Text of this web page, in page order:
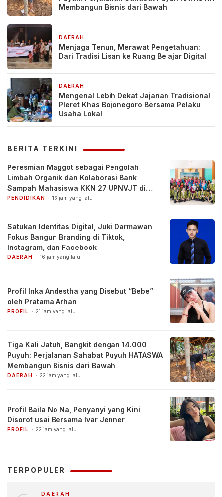
Membangun Bisnis dari Bawah
DAERAH
Menjaga Tenun, Merawat Pengetahuan:
Dari Tradisi Lisan ke Ruang Belajar Digital
DAERAH
Mengenal Lebih Dekat Jajanan Tradisional
Pleret Khas Bojonegoro Bersama Pelaku
Usaha Lokal
BERITA TERKINI
Peresmian Maggot sebagai Pengolah
Limbah Organik dan Kolaborasi Bank
Sampah Mahasiswa KKN 27 UPNVJT di
Desa Pacul, Bojonegoro
PENDIDIKAN 16 jam yang lalu
Satukan Identitas Digital, Juki Darmawan
Fokus Bangun Branding di Tiktok,
Instagram, dan Facebook
DAERAH 16 jam yang lalu
Profil Inka Andestha yang Disebut “Bebe”
oleh Pratama Arhan
PROFIL 21 jam yang lalu
Tiga Kali Jatuh, Bangkit dengan 14.000
Puyuh: Perjalanan Sahabat Puyuh HATASWA
Membangun Bisnis dari Bawah
DAERAH 22 jam yang lalu
Profil Baila No Na, Penyanyi yang Kini
Disorot usai Bersama Ivar Jenner
PROFIL 22 jam yang lalu
TERPOPULER
DAERAH